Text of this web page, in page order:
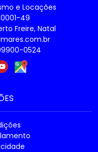
e Locações
49
Freire, Natal
0524